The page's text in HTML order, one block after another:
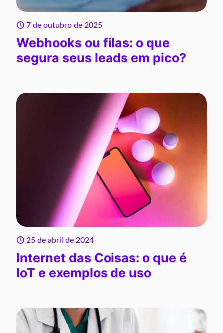
7 de outubro de 2025
Webhooks ou filas: o que
segura seus leads em pico?
25 de abril de 2024
Internet das Coisas: o que é
IoT e exemplos de uso